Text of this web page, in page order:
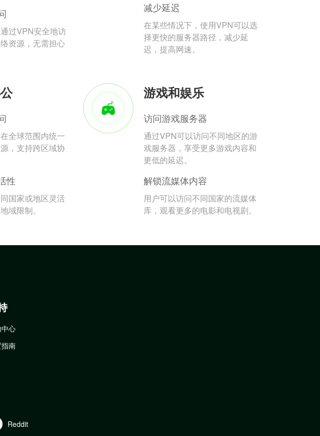
过VPN安全地访
资源，无需担心
减少延迟
在某些情况下，使用VPN可以选
择更快的服务器路径，减少延
迟，提高网速。
全球范围内统一
，支持跨区域协
性
国家或地区灵活
域限制。
游戏和娱乐
访问游戏服务器
通过VPN可以访问不同地区的游
戏服务器，享受更多游戏内容和
更低的延迟。
解锁流媒体内容
用户可以访问不同国家的流媒体
库，观看更多的电影和电视剧。
心
南
Reddit